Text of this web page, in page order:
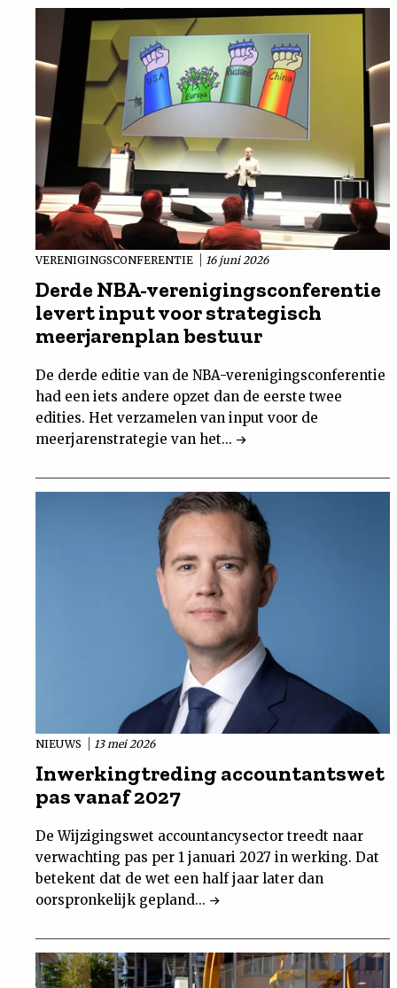
VERENIGINGSCONFERENTIE 16 juni 2026
Derde NBA-verenigingsconferentie
levert input voor strategisch
meerjarenplan bestuur
De derde editie van de NBA-verenigingsconferentie
had een iets andere opzet dan de eerste twee
edities. Het verzamelen van input voor de
meerjarenstrategie van het...
NIEUWS 13 mei 2026
Inwerkingtreding accountantswet
pas vanaf 2027
De Wijzigingswet accountancysector treedt naar
verwachting pas per 1 januari 2027 in werking. Dat
betekent dat de wet een half jaar later dan
oorspronkelijk gepland...